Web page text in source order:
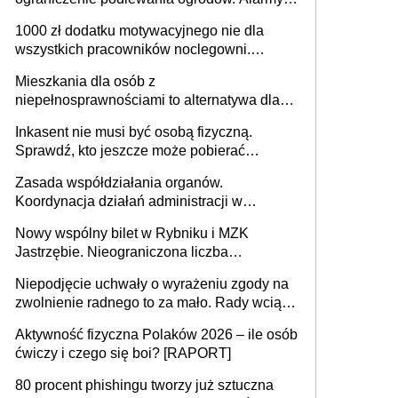
może objąć cały kraj
1000 zł dodatku motywacyjnego nie dla
wszystkich pracowników noclegowni.
Mieszkania dla osób z
niepełnosprawnościami to alternatywa dla
samodzielnie lub z rodziną
Inkasent nie musi być osobą fizyczną.
Sprawdź, kto jeszcze może pobierać
Zasada współdziałania organów.
Koordynacja działań administracji w
Nowy wspólny bilet w Rybniku i MZK
Jastrzębie. Nieograniczona liczba
Niepodjęcie uchwały o wyrażeniu zgody na
zwolnienie radnego to za mało. Rady wciąż
rozstrzygać sprawy
Aktywność fizyczna Polaków 2026 – ile osób
ćwiczy i czego się boi? [RAPORT]
80 procent phishingu tworzy już sztuczna